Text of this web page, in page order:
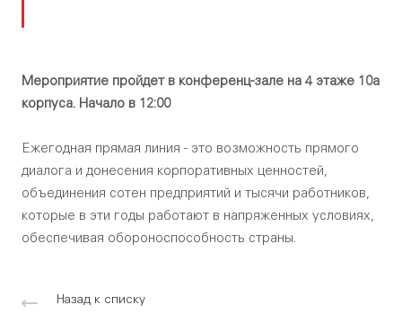
Мероприятие пройдет в конференц-зале на 4 этаже 10а
корпуса. Начало в 12:00
Ежегодная прямая линия - это возможность прямого
диалога и донесения корпоративных ценностей,
объединения сотен предприятий и тысячи работников,
которые в эти годы работают в напряженных условиях,
обеспечивая обороноспособность страны.
Назад к списку